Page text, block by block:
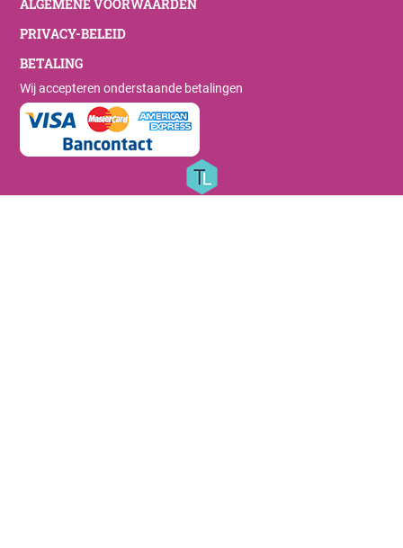
ALGEMENE VOORWAARDEN
PRIVACY-BELEID
BETALING
Wij accepteren onderstaande betalingen